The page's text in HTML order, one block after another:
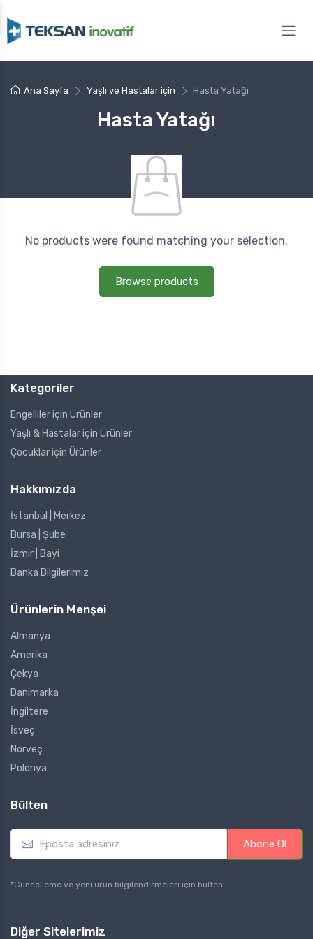
Ana Sayfa Yaşlı ve Hastalar için Hasta Yatağı
Hasta Yatağı
No products were found matching your selection.
Browse products
Kategoriler
Engelliler için Ürünler
Yaşlı & Hastalar için Ürünler
Çocuklar için Ürünler
Hakkımızda
İstanbul | Merkez
Bursa | Şube
İzmir | Bayi
Banka Bilgilerimiz
Ürünlerin Menşei
Almanya
Amerika
Çekya
Danimarka
İngiltere
İsveç
Norveç
Polonya
Bülten
E
a
l
Abone Ol
*Güncelleme ve yeni ürün bilgilendirmeleri için bülten
Diğer Sitelerimiz